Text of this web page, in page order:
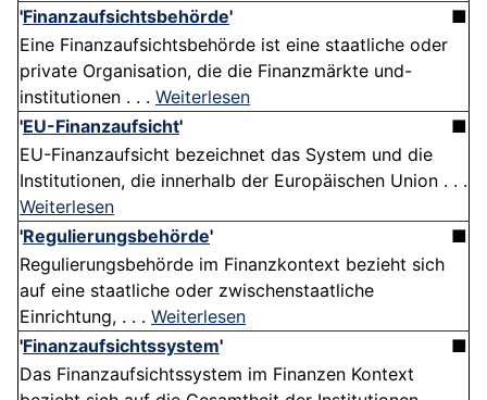
'Finanzaufsichtsbehörde'
■
Eine Finanzaufsichtsbehörde ist eine staatliche oder
private Organisation, die die Finanzmärkte und-
institutionen . . . Weiterlesen
'EU-Finanzaufsicht'
■
EU-Finanzaufsicht bezeichnet das System und die
Institutionen, die innerhalb der Europäischen Union . . .
Weiterlesen
'Regulierungsbehörde'
■
Regulierungsbehörde im Finanzkontext bezieht sich
auf eine staatliche oder zwischenstaatliche
Einrichtung, . . . Weiterlesen
'Finanzaufsichtssystem'
■
Das Finanzaufsichtssystem im Finanzen Kontext